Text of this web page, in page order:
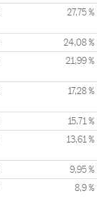
27,75 %
24,08 %
21,99 %
17,28 %
15,71 %
13,61 %
9,95 %
8,9 %